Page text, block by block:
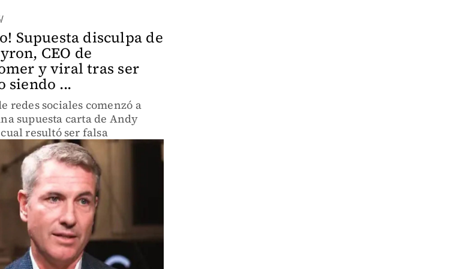
Supuesta disculpa de
CEO de
y viral tras ser
siendo ...
redes sociales comenzó a
supuesta carta de Andy
resultó ser falsa